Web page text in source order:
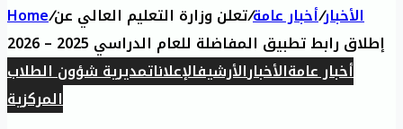
Home/ الأخبار/أخبار عامة/تعلن وزارة التعليم العالي عن
إطلاق رابط تطبيق المفاضلة للعام الدراسي 2025 – 2026
أخبار عامةالأخبارالأرشيفالإعلاناتمديرية شؤون الطلاب
المركزية